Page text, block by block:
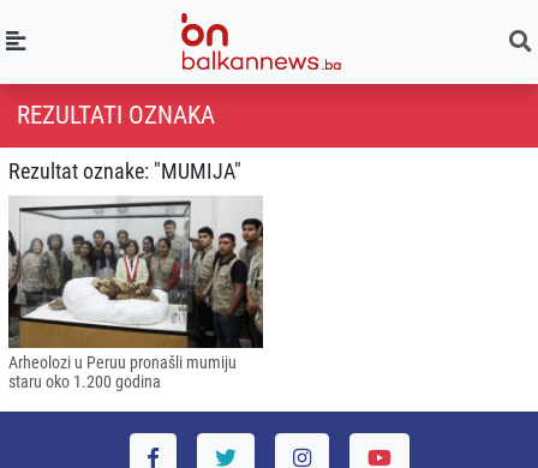
REZULTATI OZNAKA
Rezultat oznake: "MUMIJA"
Arheolozi u Peruu pronašli mumiju
staru oko 1.200 godina